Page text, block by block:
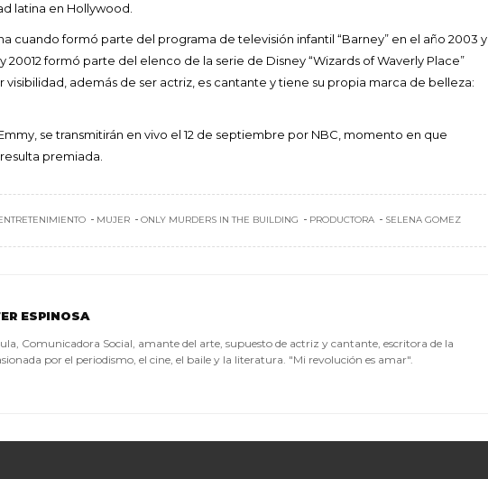
latina en Hollywood.
cuando formó parte del programa de televisión infantil “Barney” en el año 2003 y
20012 formó parte del elenco de la serie de Disney “Wizards of Waverly Place”
además de ser actriz, es cantante y tiene su propia marca de belleza:
se transmitirán en vivo el 12 de septiembre por NBC, momento en que
premiada.
MUJER ONLY MURDERS IN THE BUILDING PRODUCTORA SELENA GOMEZ
ESPINOSA
Comunicadora Social, amante del arte, supuesto de actriz y cantante, escritora de la
por el periodismo, el cine, el baile y la literatura. "Mi revolución es amar".